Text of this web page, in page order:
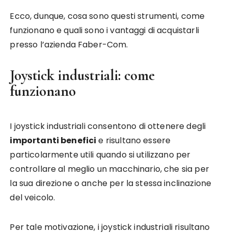
Ecco, dunque, cosa sono questi strumenti, come
funzionano e quali sono i vantaggi di acquistarli
presso l’azienda Faber-Com.
Joystick industriali: come
funzionano
I joystick industriali consentono di ottenere degli
importanti benefici e risultano essere
particolarmente utili quando si utilizzano per
controllare al meglio un macchinario, che sia per
la sua direzione o anche per la stessa inclinazione
del veicolo.
Per tale motivazione, i joystick industriali risultano